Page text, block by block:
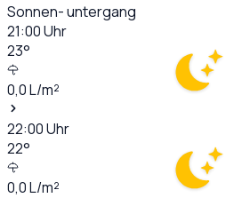
Sonnen- untergang
21:00Uhr
23°
0,0L/m²
22:00Uhr
22°
0,0L/m²